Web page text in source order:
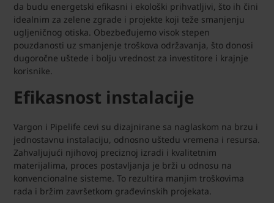
da budu energetski efikasni i ekološki prihvatljivi, što ih čini
idealnim za zelene zgrade i projekte koji teže smanjenju
ugljeničnog otiska. Obezbeđujemo visok stepen
pouzdanosti uz smanjenje troškova održavanja, što donosi
dugoročne uštede i bolju vrednost za investitore i krajnje
korisnike.
Efikasnost instalacije
Vargon i Pipelife cevi su dizajnirane sa naglaskom na brzu i
jednostavnu instalaciju, odnosno uštedu vremena i resursa.
Zahvaljujući njihovoj preciznoj izradi i kvalitetnim
materijalima, proces postavljanja je brži u odnosu na
konvencionalne sisteme. To rezultira manjim troškovima
rada i bržim završetkom građevinskih projekata.